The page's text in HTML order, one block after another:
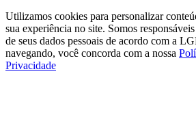
Utilizamos cookies para personalizar
sua experiência no site. Somos
de seus dados pessoais de acordo com a
navegando, você concorda com a nossa
Privacidade